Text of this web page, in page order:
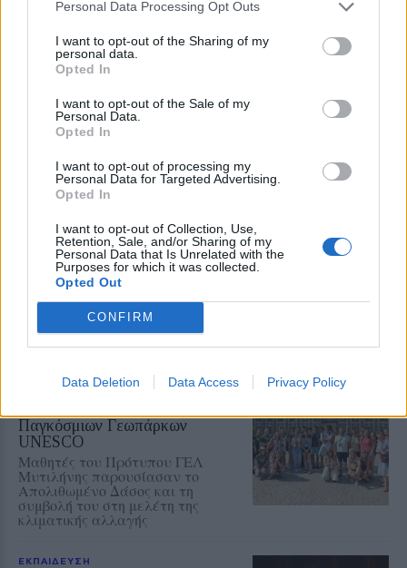
Personal Data Processing Opt Outs
I want to opt-out of the Sharing of my
personal data.
Opted In
I want to opt-out of the Sale of my
Personal Data.
Opted In
I want to opt-out of processing my
Personal Data for Targeted Advertising.
Opted In
I want to opt-out of Collection, Use,
Retention, Sale, and/or Sharing of my
Personal Data that Is Unrelated with the
Purposes for which it was collected.
Opted Out
CONFIRM
Data Deletion Data Access Privacy Policy
ΑΣΤΥΝΟΜΙΑ
Δικογραφία σε βάρος 23χρονου
για τροχαίο στην Πέτρα
Το αυτοκίνητο προσέκρουσε σε
περίφραξη και προστατευτικές
μπάρες – Ο οδηγός φέρεται να
εγκατέλειψε το σημείο
ΕΚΠΑΙΔΕΥΣΗ
Εκπαιδευτικοί του Πρότυπου
ΓΕΛ Μυτιλήνης σε πρόγραμμα
Erasmus+ στην Κρακοβία
Επιμόρφωση σε σύγχρονες
παιδαγωγικές μεθόδους,
εφαρμογές τεχνητής νοημοσύνης
και πρακτικές συμπεριληπτικής
εκπαίδευσης
Η Λέσβος στη Διεθνή
Παγκόσμιων Γεωπάρκων
UNESCO
Μαθητές του Πρότυπου ΓΕΛ
Μυτιλήνης παρουσίασαν το
Απολιθωμένο Δάσος και τη
συμβολή του στη μελέτη της
κλιματικής αλλαγής
ΕΚΠΑΙΔΕΥΣΗ